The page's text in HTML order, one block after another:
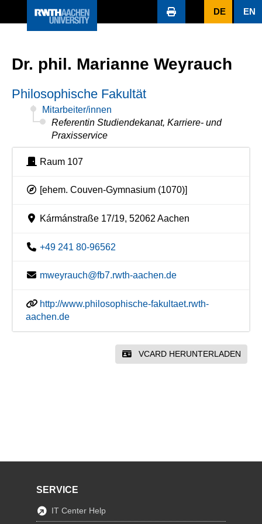
DE EN
Dr. phil. Marianne Weyrauch
Philosophische Fakultät
Mitarbeiter/innen
Referentin Studiendekanat, Karriere- und
Praxisservice
Raum 107
[ehem. Couven-Gymnasium (1070)]
Kármánstraße 17/19, 52062 Aachen
+49 241 80-96562
mweyrauch@fb7.rwth-aachen.de
http://www.philosophische-fakultaet.rwth-
aachen.de
VCARD HERUNTERLADEN
SERVICE
IT Center Help